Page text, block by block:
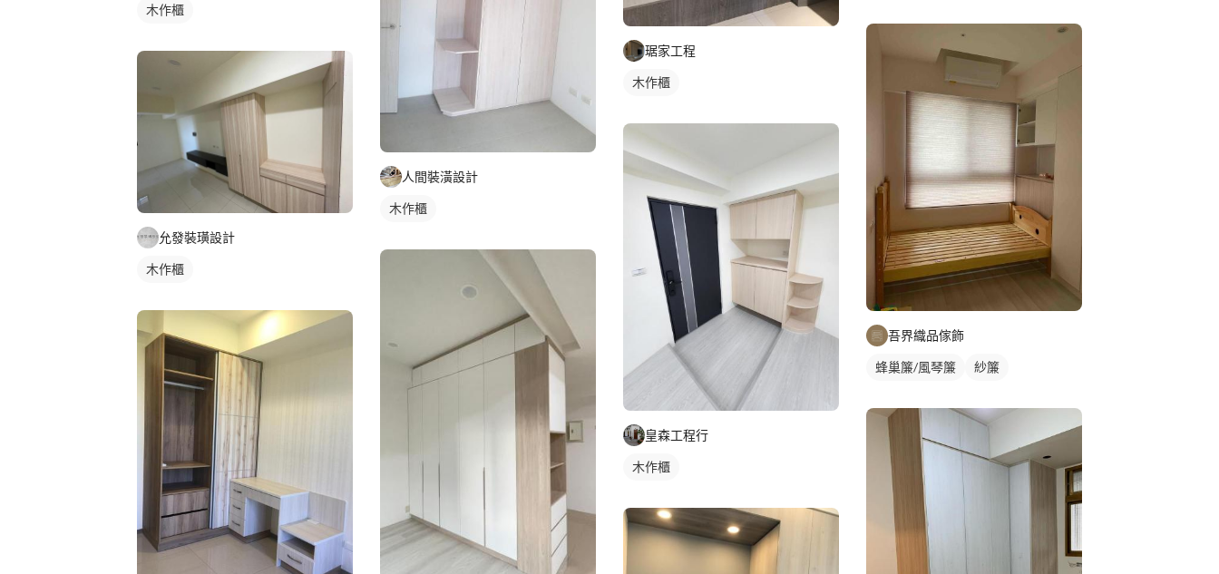
木作櫃
允發裝璜設計
木作櫃
人間裝潢設計
木作櫃
琚家工程
木作櫃
皇森工程行
木作櫃
吾界織品傢飾
蜂巢簾/風琴簾 紗簾